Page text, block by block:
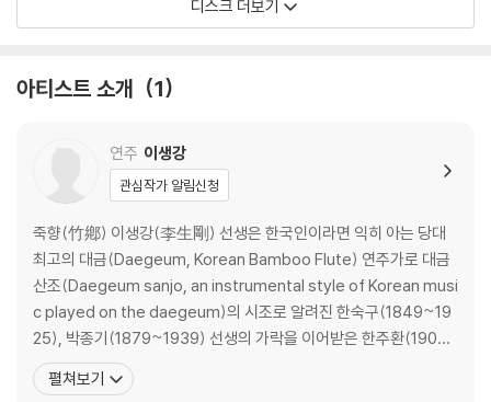
디스크 더보기
아티스트 소개 1
연주 이생강
관심작가 알림신청
죽향(竹鄕) 이생강(李生剛) 선생은 한국인이라면 익히 아는 당대
최고의 대금(Daegeum, Korean Bamboo Flute) 연주가로 대금
산조(Daegeum sanjo, an instrumental style of Korean musi
c played on the daegeum)의 시조로 알려진 한숙구(1849~19
25), 박종기(1879~1939) 선생의 가락을 이어받은 한주환(1904
~1963) 선생으로부터 가르침을 받은 유일한 분으로 대금 산조의 새
로운 경지를 개척한 인물이다. 특히 대금뿐만 아니라 피리, 단소, 태
펼쳐보기